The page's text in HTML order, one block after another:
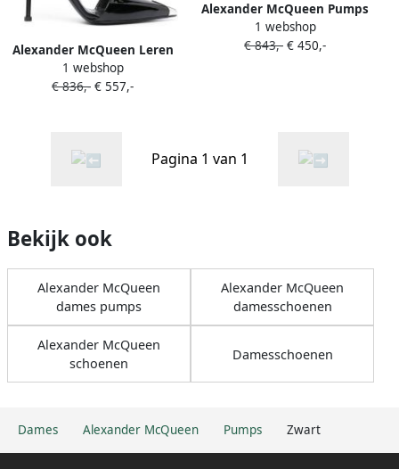
Dames Alexander McQueen Pumps Zwart
Alexander McQueen Leren
pumps Zwart
1 webshop
€ 836,- € 557,-
Alexander McQueen Pumps
met metalen neus Zwart
1 webshop
€ 843,- € 450,-
Pagina 1 van 1
Bekijk ook
Alexander McQueen
dames pumps
Alexander McQueen
damesschoenen
Alexander McQueen
schoenen
Damesschoenen